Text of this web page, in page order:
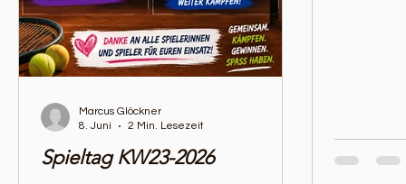
Spieltag KW23-2026
Marcus Glöckner
8. Juni
2 Min. Lesezeit